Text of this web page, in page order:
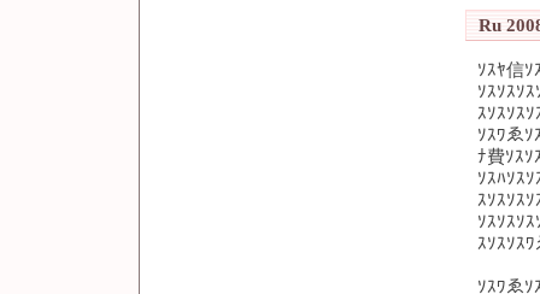
Ru
ｿｽﾔ信ｿ
ｿｽｿｽｿ
ｽｿｽｿｽｿ
ｿｽﾜゑｿ
ﾅ費ｿｽｿ
ｿｽﾊｿｽ
ｽｿｽｿｽ
ｿｽｿｽｿ
ｽｿｽｿｽ
ｿｽﾜゑｿ